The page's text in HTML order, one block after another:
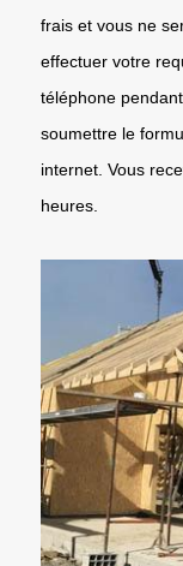
frais et vous ne
effectuer votre
téléphone
soumettre le
internet. Vous
heures.